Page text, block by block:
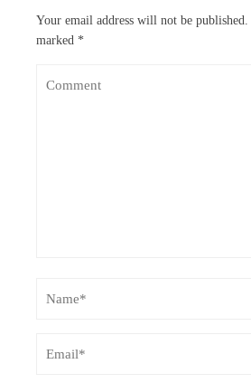
Your email address will not be published.
marked *